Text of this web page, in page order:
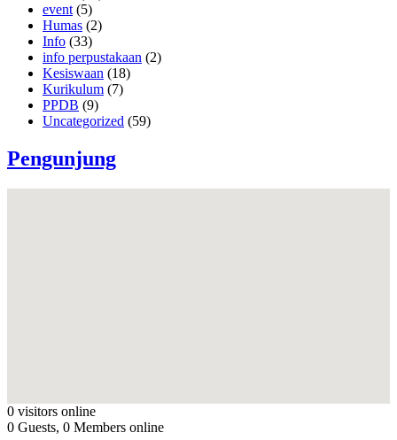
event (5)
Humas (2)
Info (33)
info perpustakaan (2)
Kesiswaan (18)
Kurikulum (7)
PPDB (9)
Uncategorized (59)
Pengunjung
0 visitors online
0 Guests, 0 Members online